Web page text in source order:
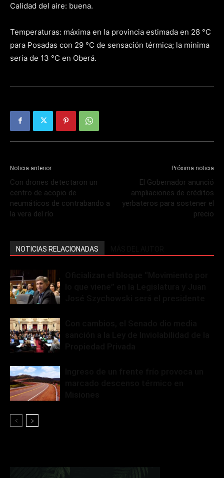
Calidad del aire: buena.
Temperaturas: máxima en la provincia estimada en 28 °C
para Posadas con 29 °C de sensación térmica; la mínima
sería de 13 °C en Oberá.
Noticia anterior
Con drones detectaron un
centro de acopio de
neumáticos de contrabando a
la vera del río
Próxima noticia
El Gobernador anunció
ampliaciones de créditos
yerbateros para sostener el
precio
NOTICIAS RELACIONADAS